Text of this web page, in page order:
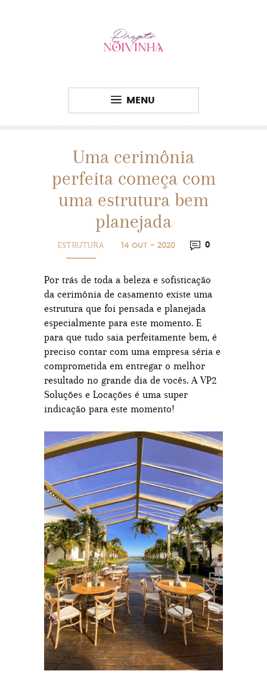
MENU
Uma cerimônia
perfeita começa com
uma estrutura bem
planejada
ESTRUTURA 14 OUT - 2020 0
Por trás de toda a beleza e sofisticação
da cerimônia de casamento existe uma
estrutura que foi pensada e planejada
especialmente para este momento. E
para que tudo saia perfeitamente bem, é
preciso contar com uma empresa séria e
comprometida em entregar o melhor
resultado no grande dia de vocês. A VP2
Soluções e Locações é uma super
indicação para este momento!